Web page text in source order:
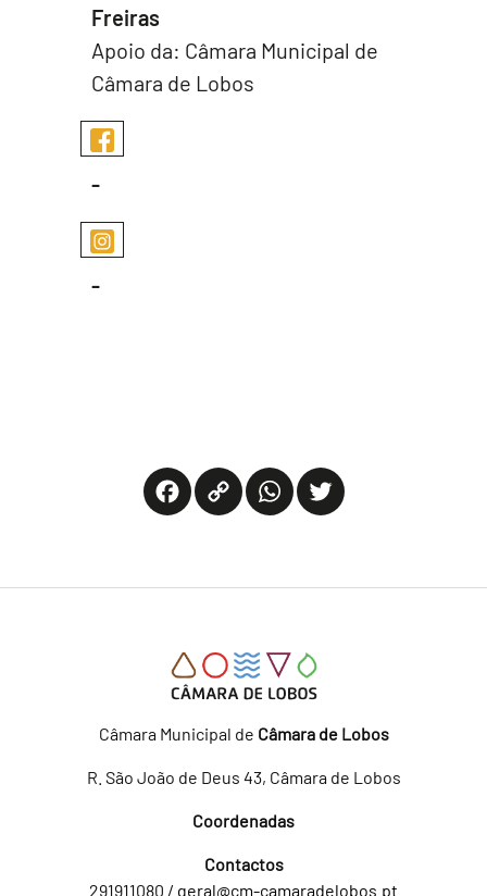
Freiras
Apoio da: Câmara Municipal de
Câmara de Lobos
-
-
Facebook
Copy
WhatsApp
Câmara Municipal de Câmara de Lobos
R. São João de Deus 43, Câmara de Lobos
Coordenadas
Contactos
291911080 / geral@cm-camaradelobos.pt